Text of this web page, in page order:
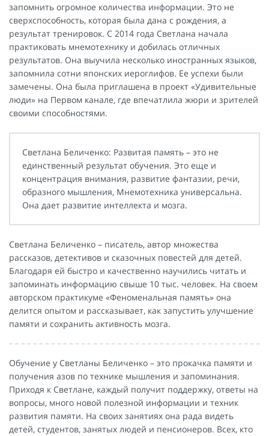
запомнить огромное количества информации. Это не
сверхспособность, которая была дана с рождения, а
результат тренировок. С 2014 года Светлана начала
практиковать мнемотехнику и добилась отличных
результатов. Она выучила несколько иностранных языков,
запомнила сотни японских иероглифов. Ее успехи были
замечены. Она была приглашена в проект «Удивительные
люди» на Первом канале, где впечатлила жюри и зрителей
своими способностями.
Светлана Беличенко: Развитая память – это не
единственный результат обучения. Это еще и
концентрация внимания, развитие фантазии, речи,
образного мышления, Мнемотехника универсальна.
Она дает развитие интеллекта и мозга.
Светлана Беличенко – писатель, автор множества
рассказов, детективов и сказочных повестей для детей.
Благодаря ей быстро и качественно научились читать и
запоминать информацию свыше 10 тыс. человек. На своем
авторском практикуме «Феноменальная память» она
делится опытом и рассказывает, как запустить улучшение
памяти и сохранить активность мозга.
Обучение у Светланы Беличенко – это прокачка памяти и
получения азов по технике мышления и запоминания.
Приходя к Светлане, каждый получит поддержку, ответы на
вопросы, много новой полезной информации и техник
развития памяти. На своих занятиях она рада видеть
детей, студентов, занятых людей и пенсионеров. Всех, кто